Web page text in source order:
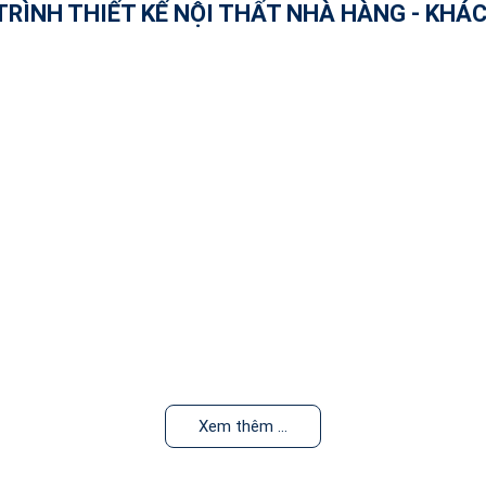
THIẾT KẾ NỘI THẤT NHÀ HÀNG -
Xem thêm ...